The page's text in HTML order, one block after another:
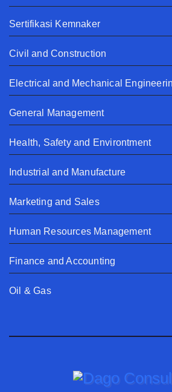
Sertifikasi Kemnaker
Civil and Construction
Electrical and Mechanical
General Management
Health, Safety and Environtment
Industrial and Manufacture
Marketing and Sales
Human Resources Management
Finance and Accounting
Oil & Gas